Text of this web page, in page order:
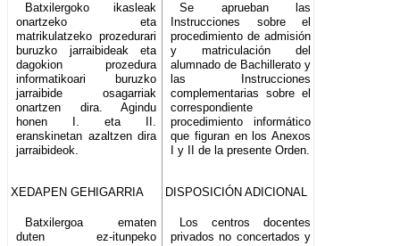
Batxilergoko ikasleak
onartzeko eta
matrikulatzeko prozedurari
buruzko jarraibideak eta
dagokion prozedura
informatikoari buruzko
jarraibide osagarriak
onartzen dira. Agindu
honen I. eta II.
eranskinetan azaltzen dira
jarraibideok.
Se aprueban las
Instrucciones sobre el
procedimiento de admisión
y matriculación del
alumnado de Bachillerato y
las Instrucciones
complementarias sobre el
correspondiente
procedimiento informático
que figuran en los Anexos
I y II de la presente Orden.
XEDAPEN GEHIGARRIA DISPOSICIÓN ADICIONAL
Batxilergoa ematen
duten ez-itunpeko
Los centros docentes
privados no concertados y